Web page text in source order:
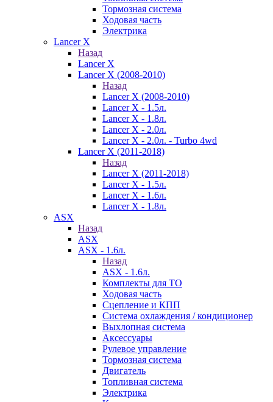
Тормозная система
Ходовая часть
Электрика
Lancer X
Назад
Lancer X
Lancer X (2008-2010)
Назад
Lancer X (2008-2010)
Lancer X - 1.5л.
Lancer X - 1.8л.
Lancer X - 2.0л.
Lancer X - 2.0л. - Turbo 4wd
Lancer X (2011-2018)
Назад
Lancer X (2011-2018)
Lancer X - 1.5л.
Lancer X - 1.6л.
Lancer X - 1.8л.
ASX
Назад
ASX
ASX - 1.6л.
Назад
ASX - 1.6л.
Комплекты для ТО
Ходовая часть
Сцепление и КПП
Система охлаждения / кондиционер
Выхлопная система
Аксессуары
Рулевое управление
Тормозная система
Двигатель
Топливная система
Электрика